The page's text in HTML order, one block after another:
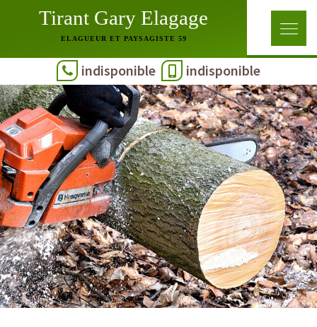
Tirant Gary Elagage
ELAGUEUR ET PAYSAGISTE 59
indisponible indisponible